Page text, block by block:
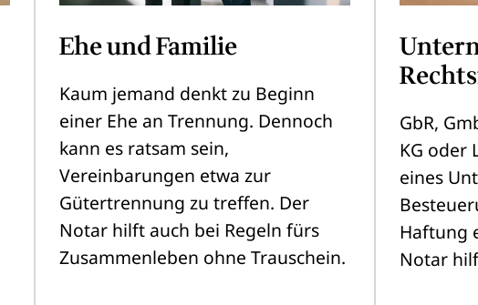
Ehe und Familie
Kaum jemand denkt zu Beginn
einer Ehe an Trennung. Dennoch
kann es ratsam sein,
Vereinbarungen etwa zur
Gütertrennung zu treffen. Der
Notar hilft auch bei Regeln fürs
Zusammenleben ohne Trauschein.
GbR,
KG oder
eines
Haftung
Notar